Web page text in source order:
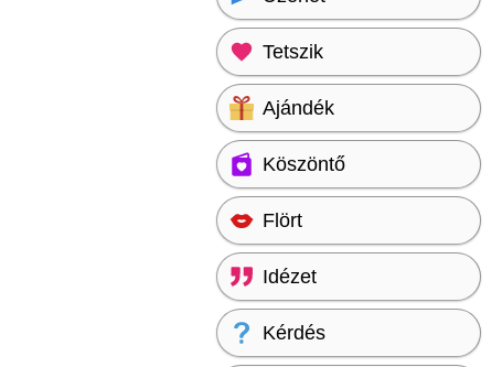
Tetszik
Ajándék
Köszöntő
Flört
Idézet
Kérdés